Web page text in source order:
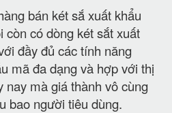
bán két sắ xuất khẩu
còn có dòng két sắt xuất
đầy đủ các tính năng
mã đa dạng và hợp với thị
nay mà giá thành vô cùng
bao người tiêu dùng.